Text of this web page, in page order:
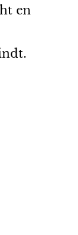
en